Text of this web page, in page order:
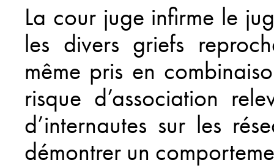
La cour juge infirme le
les divers griefs
même pris en
risque d’association
d’internautes sur les
démontrer un